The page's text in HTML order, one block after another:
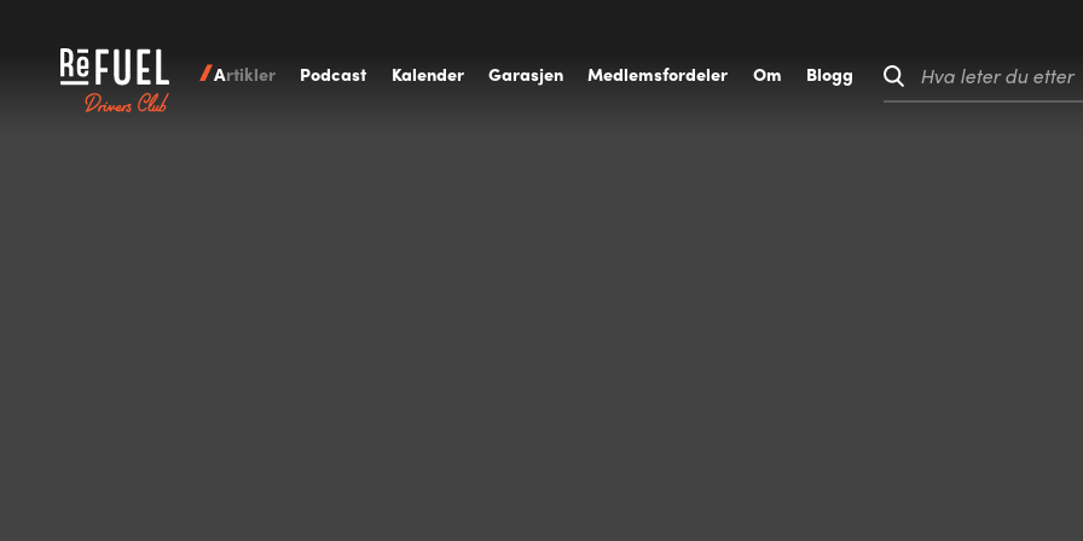
Artikler Podcast Kalender Garasjen Medlemsfordeler Om Blogg Hva leter du etter